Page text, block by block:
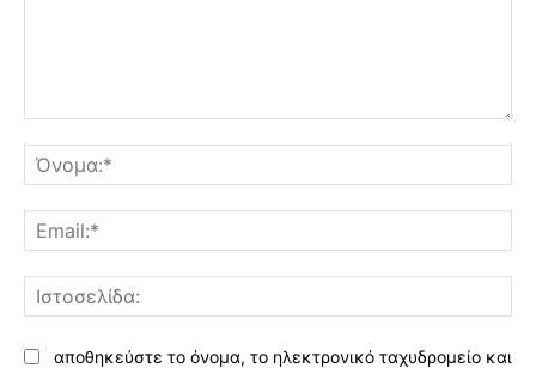
αποθηκεύστε το όνομα, το ηλεκτρονικό ταχυδρομείο και